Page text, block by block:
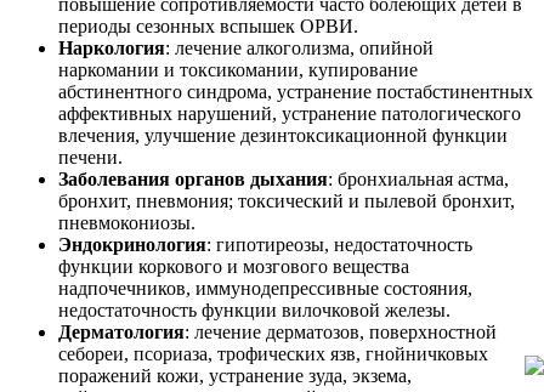
повышение сопротивляемости часто болеющих детей в
периоды сезонных вспышек ОРВИ.
Наркология: лечение алкоголизма, опийной
наркомании и токсикомании, купирование
абстинентного синдрома, устранение постабстинентных
аффективных нарушений, устранение патологического
влечения, улучшение дезинтоксикационной функции
печени.
Заболевания органов дыхания: бронхиальная астма,
бронхит, пневмония; токсический и пылевой бронхит,
пневмокониозы.
Эндокринология: гипотиреозы, недостаточность
функции коркового и мозгового вещества
надпочечников, иммунодепрессивные состояния,
недостаточность функции вилочковой железы.
Дерматология: лечение дерматозов, поверхностной
себореи, псориаза, трофических язв, гнойничковых
поражений кожи, устранение зуда, экзема,